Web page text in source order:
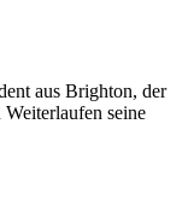
aus Brighton, der
seine